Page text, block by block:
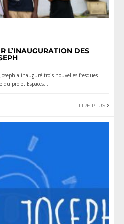
L’INAUGURATION DES
a inauguré trois nouvelles fresques
du projet Espaces
LIRE PLUS